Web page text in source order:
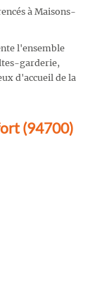
à Maisons-
l'ensemble
garderie,
d'accueil de la
(94700)